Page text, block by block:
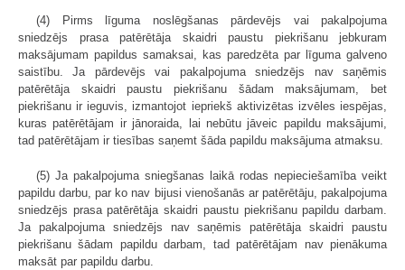
(4) Pirms līguma noslēgšanas pārdevējs vai pakalpojuma
sniedzējs prasa patērētāja skaidri paustu piekrišanu jebkuram
maksājumam papildus samaksai, kas paredzēta par līguma galveno
saistību. Ja pārdevējs vai pakalpojuma sniedzējs nav saņēmis
patērētāja skaidri paustu piekrišanu šādam maksājumam, bet
piekrišanu ir ieguvis, izmantojot iepriekš aktivizētas izvēles iespējas,
kuras patērētājam ir jānoraida, lai nebūtu jāveic papildu maksājumi,
tad patērētājam ir tiesības saņemt šāda papildu maksājuma atmaksu.
(5) Ja pakalpojuma sniegšanas laikā rodas nepieciešamība veikt
papildu darbu, par ko nav bijusi vienošanās ar patērētāju, pakalpojuma
sniedzējs prasa patērētāja skaidri paustu piekrišanu papildu darbam.
Ja pakalpojuma sniedzējs nav saņēmis patērētāja skaidri paustu
piekrišanu šādam papildu darbam, tad patērētājam nav pienākuma
maksāt par papildu darbu.